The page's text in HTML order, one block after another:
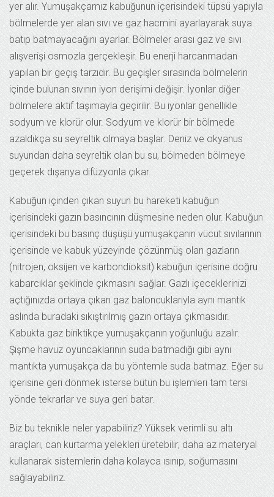
yer alır. Yumuşakçamız kabuğunun içerisindeki tüpsü yapıyla
bölmelerde yer alan sıvı ve gaz hacmini ayarlayarak suya
batıp batmayacağını ayarlar. Bölmeler arası gaz ve sıvı
alışverişi osmozla gerçekleşir. Bu enerji harcanmadan
yapılan bir geçiş tarzıdır. Bu geçişler sırasında bölmelerin
içinde bulunan sıvının iyon derişimi değişir. İyonlar diğer
bölmelere aktif taşımayla geçirilir. Bu iyonlar genellikle
sodyum ve klorür olur. Sodyum ve klorür bir bölmede
azaldıkça su seyreltik olmaya başlar. Deniz ve okyanus
suyundan daha seyreltik olan bu su, bölmeden bölmeye
geçerek dışarıya difüzyonla çıkar.
Kabuğun içinden çıkan suyun bu hareketi kabuğun
içerisindeki gazın basıncının düşmesine neden olur. Kabuğun
içerisindeki bu basınç düşüşü yumuşakçanın vücut sıvılarının
içerisinde ve kabuk yüzeyinde çözünmüş olan gazların
(nitrojen, oksijen ve karbondioksit) kabuğun içerisine doğru
kabarcıklar şeklinde çıkmasını sağlar. Gazlı içeceklerinizi
açtığınızda ortaya çıkan gaz baloncuklarıyla aynı mantık
aslında buradaki sıkıştırılmış gazın ortaya çıkmasıdır.
Kabukta gaz biriktikçe yumuşakçanın yoğunluğu azalır.
Şişme havuz oyuncaklarının suda batmadığı gibi aynı
mantıkta yumuşakça da bu yöntemle suda batmaz. Eğer su
içerisine geri dönmek isterse bütün bu işlemleri tam tersi
yönde tekrarlar ve suya geri batar.
Biz bu teknikle neler yapabiliriz? Yüksek verimli su altı
araçları, can kurtarma yelekleri üretebilir; daha az materyal
kullanarak sistemlerin daha kolayca ısınıp, soğumasını
sağlayabiliriz.